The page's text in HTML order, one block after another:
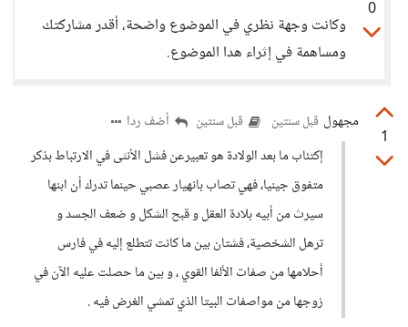
0
وكانت وجهة نظري في الموضوع واضحة، أقدر مشاركتك
ومساهمة في إثراء هدا الموضوع.
1
مجهول قبل سنتين قبل سنتين
أضف ردا
إكتئاب ما بعد الولادة هو تعبيرعن فشل الأنثى في الارتباط بذكر
متفوق جينيا، فهي تصاب بانهيار عصبي حينما تدرك أن ابنها
سيرث من أبيه بلادة العقل و قبح الشكل و ضعف الجسد و
ترهل الشخصية، فشتان بين ما كانت تتطلع إليه في فارس
أحلامها من صفات الألفا القوي ، و بين ما حصلت عليه الآن في
زوجها من مواصفات البيتا الذي تمشي الغرض فيه .